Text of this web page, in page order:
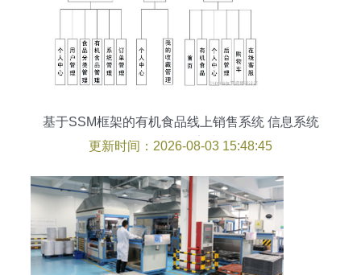
基于SSM框架的有机食品线上销售系统 信息系统
集成服务实践
更新时间：2026-08-03 15:48:45